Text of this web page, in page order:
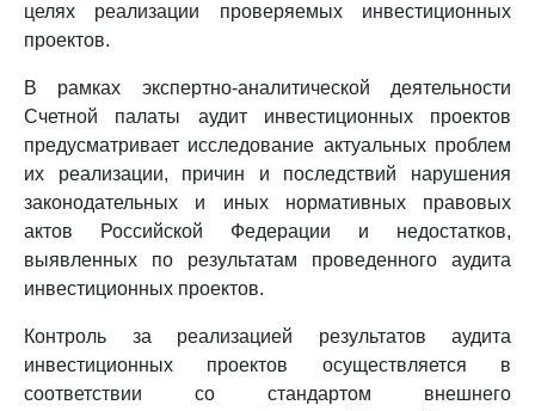
целях реализации проверяемых инвестиционных
проектов.
В рамках экспертно-аналитической деятельности
Счетной палаты аудит инвестиционных проектов
предусматривает исследование актуальных проблем
их реализации, причин и последствий нарушения
законодательных и иных нормативных правовых
актов Российской Федерации и недостатков,
выявленных по результатам проведенного аудита
инвестиционных проектов.
Контроль за реализацией результатов аудита
инвестиционных проектов осуществляется в
соответствии со стандартом внешнего